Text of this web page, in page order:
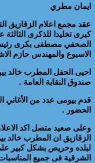
ايمان مطري
عقد مجمع اعلام الزقازيق
الصحفي مصطفى بكرى
الاسبوع والمهندس حازم
احيى الحفل المطرب خالد
صندوق النقابة العامة .
قدم بيومى عدد من الأغاني
الحضور .
وعلى صعيد متصل اكد
الزقازيق ان المطرب خالد
لبلده وحريص بشكل كبير
الشرقية فى جميع المناسبات